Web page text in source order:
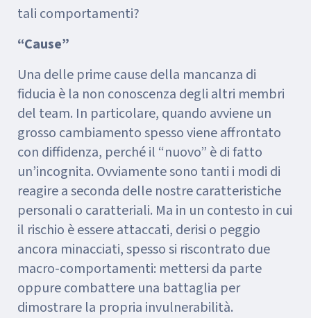
tali comportamenti?
“Cause”
Una delle prime cause della mancanza di
fiducia è la non conoscenza degli altri membri
del team. In particolare, quando avviene un
grosso cambiamento spesso viene affrontato
con diffidenza, perché il “nuovo” è di fatto
un’incognita. Ovviamente sono tanti i modi di
reagire a seconda delle nostre caratteristiche
personali o caratteriali. Ma in un contesto in cui
il rischio è essere attaccati, derisi o peggio
ancora minacciati, spesso si riscontrato due
macro-comportamenti: mettersi da parte
oppure combattere una battaglia per
dimostrare la propria invulnerabilità.